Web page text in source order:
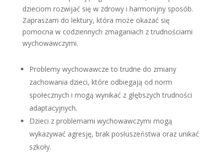
dzieciom rozwijać się w zdrowy i harmonijny sposób.
Zapraszam do lektury, która może okazać się
pomocna w codziennych zmaganiach z trudnościami
wychowawczymi.
Problemy wychowawcze to trudne do zmiany
zachowania dzieci, które odbiegają od norm
społecznych i mogą wynikać z głębszych trudności
adaptacyjnych.
Dzieci z problemami wychowawczymi mogą
wykazywać agresję, brak posłuszeństwa oraz unikać
szkoły.